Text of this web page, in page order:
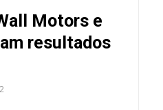
Motors e
resultados